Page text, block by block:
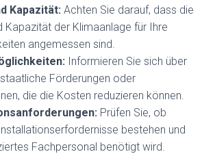
Kapazität: Achten Sie darauf, dass die
Kapazität der Klimaanlage für Ihre
angemessen sind.
Informieren Sie sich über
Förderungen oder
die die Kosten reduzieren können.
Prüfen Sie, ob
bestehen und
Fachpersonal benötigt wird.